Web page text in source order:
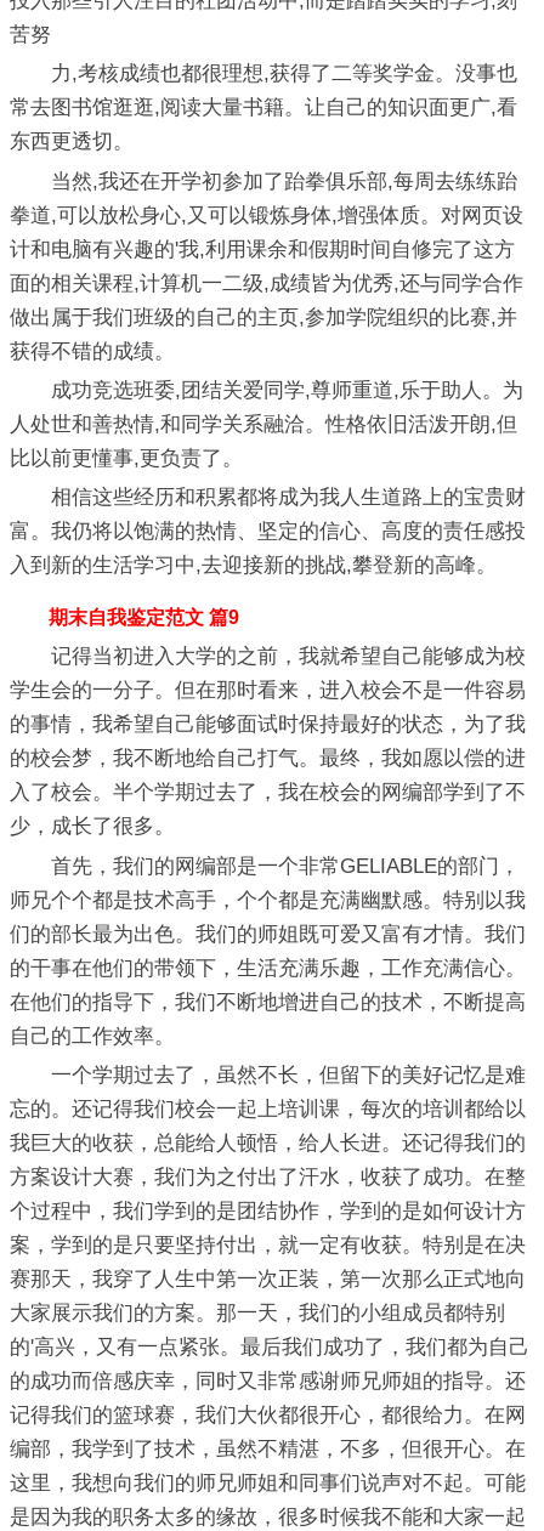
苦努
力,考核成绩也都很理想,获得了二等奖学金。没事也
常去图书馆逛逛,阅读大量书籍。让自己的知识面更广,看
东西更透切。
当然,我还在开学初参加了跆拳俱乐部,每周去练练跆
拳道,可以放松身心,又可以锻炼身体,增强体质。对网页设
计和电脑有兴趣的'我,利用课余和假期时间自修完了这方
面的相关课程,计算机一二级,成绩皆为优秀,还与同学合作
做出属于我们班级的自己的主页,参加学院组织的比赛,并
获得不错的成绩。
成功竞选班委,团结关爱同学,尊师重道,乐于助人。为
人处世和善热情,和同学关系融洽。性格依旧活泼开朗,但
比以前更懂事,更负责了。
相信这些经历和积累都将成为我人生道路上的宝贵财
富。我仍将以饱满的热情、坚定的信心、高度的责任感投
入到新的生活学习中,去迎接新的挑战,攀登新的高峰。
期末自我鉴定范文 篇9
记得当初进入大学的之前，我就希望自己能够成为校
学生会的一分子。但在那时看来，进入校会不是一件容易
的事情，我希望自己能够面试时保持最好的状态，为了我
的校会梦，我不断地给自己打气。最终，我如愿以偿的进
入了校会。半个学期过去了，我在校会的网编部学到了不
少，成长了很多。
首先，我们的网编部是一个非常GELIABLE的部门，
师兄个个都是技术高手，个个都是充满幽默感。特别以我
们的部长最为出色。我们的师姐既可爱又富有才情。我们
的干事在他们的带领下，生活充满乐趣，工作充满信心。
在他们的指导下，我们不断地增进自己的技术，不断提高
自己的工作效率。
一个学期过去了，虽然不长，但留下的美好记忆是难
忘的。还记得我们校会一起上培训课，每次的培训都给以
我巨大的收获，总能给人顿悟，给人长进。还记得我们的
方案设计大赛，我们为之付出了汗水，收获了成功。在整
个过程中，我们学到的是团结协作，学到的是如何设计方
案，学到的是只要坚持付出，就一定有收获。特别是在决
赛那天，我穿了人生中第一次正装，第一次那么正式地向
大家展示我们的方案。那一天，我们的小组成员都特别
的'高兴，又有一点紧张。最后我们成功了，我们都为自己
的成功而倍感庆幸，同时又非常感谢师兄师姐的指导。还
记得我们的篮球赛，我们大伙都很开心，都很给力。在网
编部，我学到了技术，虽然不精湛，不多，但很开心。在
这里，我想向我们的师兄师姐和同事们说声对不起。可能
是因为我的职务太多的缘故，很多时候我不能和大家一起